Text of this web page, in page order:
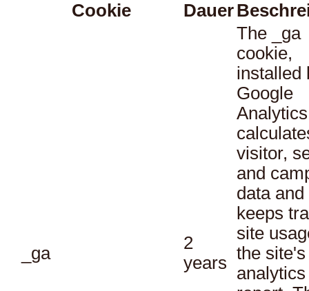
Cookie
Dauer
_ga
2
years
The _ga
cookie,
installed
Google
visitor,
and
data and
keeps
site
the site's
analytics